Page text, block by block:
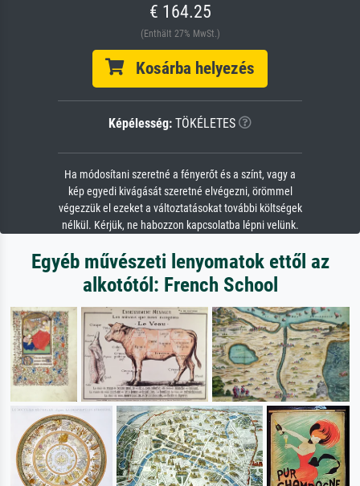
€ 164.25
(Enthält 27% MwSt.)
Kosárba helyezés
Képélesség: TÖKÉLETES
Ha módosítani szeretné a fényerőt és a színt, vagy a
kép egyedi kivágását szeretné elvégezni, örömmel
végezzük el ezeket a változtatásokat további költségek
nélkül. Kérjük, ne habozzon kapcsolatba lépni velünk.
Egyéb művészeti lenyomatok ettől az
alkotótól: French School